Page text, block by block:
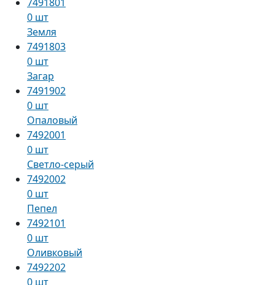
0 шт
Земля
7491803
0 шт
Загар
7491902
0 шт
Опаловый
7492001
0 шт
Светло-серый
7492002
0 шт
Пепел
7492101
0 шт
Оливковый
7492202
0 шт